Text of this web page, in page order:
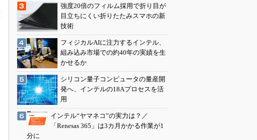
強度20倍のフィルム採用で折り目が
目立ちにくい折りたたみスマホの新
技術
フィジカルAIに注力するインテル、
組み込み市場での約40年の実績を生
かせるか
シリコン量子コンピュータの量産開
発へ、インテルの18Aプロセスを活
用
インテル“ヤマネコ”の実力は？／
「Renesas 365」は3カ月かかる作業が1
分に